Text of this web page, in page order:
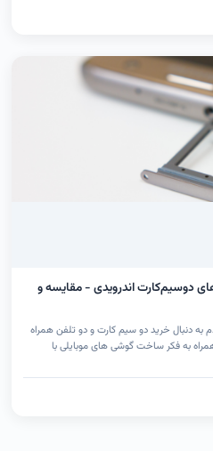
دوسیم‌کارت اندرویدی - مقایسه و
دنبال خرید دو سیم کارت و دو تلفن همراه
به فکر ساخت گوشی های موبایلی با